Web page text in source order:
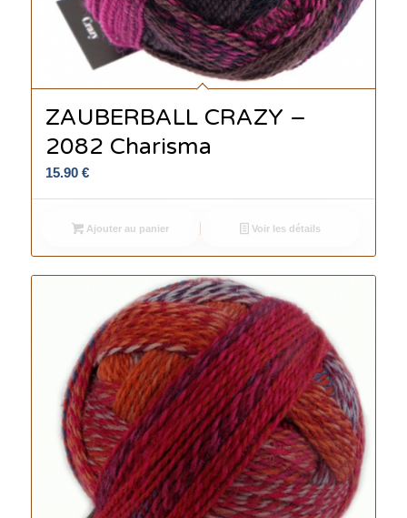
ZAUBERBALL CRAZY –
2082 Charisma
15.90 €
Ajouter au panier Voir les détails